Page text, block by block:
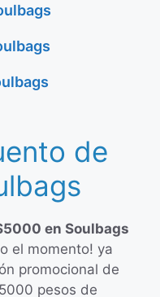
de
en Soulbags
el momento! ya
promocional de
pesos de